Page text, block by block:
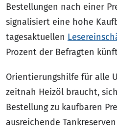
Bestellungen nach einer
signalisiert eine hohe
tagesaktuellen
Prozent der Befragten
Orientierungshilfe für alle
zeitnah Heizöl braucht,
Bestellung zu kaufbaren
ausreichende